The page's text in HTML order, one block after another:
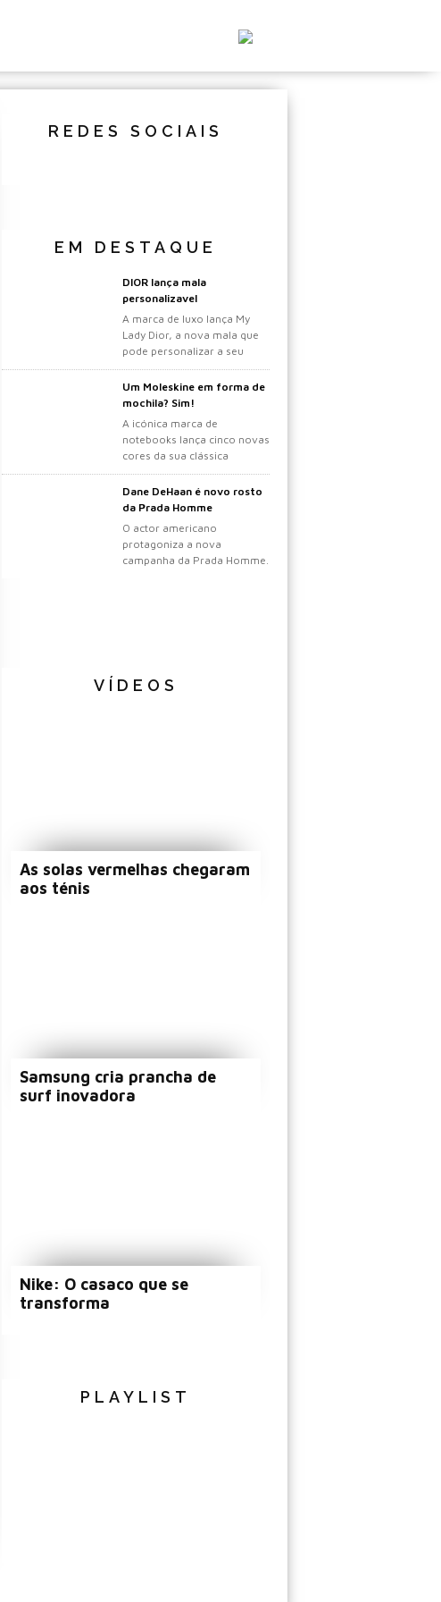
REDES SOCIAIS
EM DESTAQUE
DIOR lança mala
personalizavel
A marca de luxo lança My
Lady Dior, a nova mala que
pode personalizar a seu
gosto.
Um Moleskine em forma de
mochila? Sim!
A icónica marca de
notebooks lança cinco novas
cores da sua clássica
mochila.
Dane DeHaan é novo rosto
da Prada Homme
O actor americano
protagoniza a nova
campanha da Prada Homme.
VÍDEOS
As solas vermelhas chegaram
aos ténis
Samsung cria prancha de
surf inovadora
Nike: O casaco que se
transforma
PLAYLIST